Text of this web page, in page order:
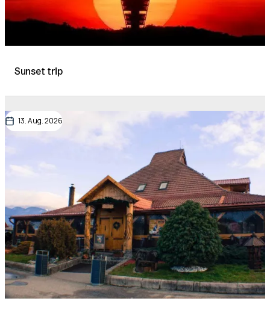
Sunset trip
13. Aug. 2026